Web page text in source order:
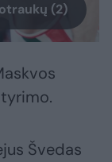
(2)
Švedas